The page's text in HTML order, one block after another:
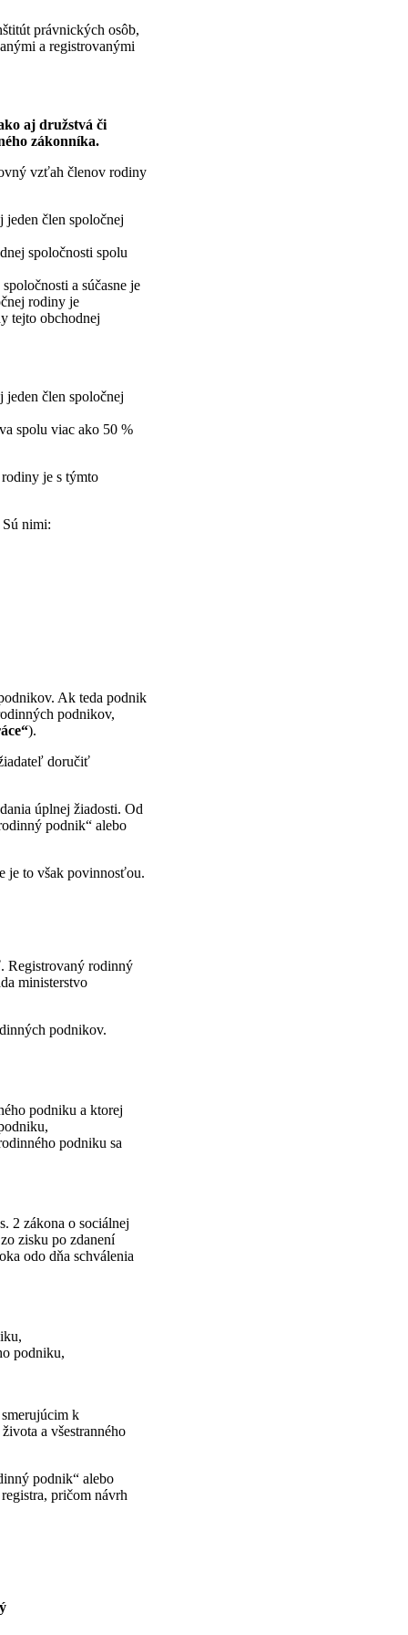
právnických osôb,
a registrovanými
aj družstvá či
zákonníka.
vzťah členov rodiny
jeden člen spoločnej
spoločnosti spolu
a súčasne je
rodiny je
tejto obchodnej
jeden člen spoločnej
spolu viac ako 50 %
je s týmto
Sú nimi:
Ak teda podnik
podnikov,
).
doručiť
úplnej žiadosti. Od
podnik“ alebo
je to však povinnosťou.
Registrovaný rodinný
ministerstvo
podnikov.
podniku a ktorej
podniku sa
2 zákona o sociálnej
zisku po zdanení
odo dňa schválenia
podniku,
k
a všestranného
podnik“ alebo
pričom návrh